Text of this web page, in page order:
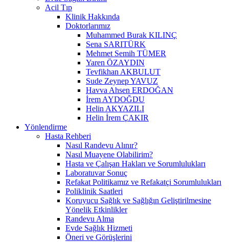
Acil Tıp
Klinik Hakkında
Doktorlarımız
Muhammed Burak KILINÇ
Sena SARITÜRK
Mehmet Semih TÜMER
Yaren ÖZAYDIN
Tevfikhan AKBULUT
Sude Zeynep YAVUZ
Havva Ahsen ERDOĞAN
İrem AYDOĞDU
Helin AKYAZILI
Helin İrem ÇAKIR
Yönlendirme
Hasta Rehberi
Nasıl Randevu Alınır?
Nasıl Muayene Olabilirim?
Hasta ve Çalışan Hakları ve Sorumlulukları
Laboratuvar Sonuç
Refakat Politikamız ve Refakatçi Sorumlulukları
Poliklinik Saatleri
Koruyucu Sağlık ve Sağlığın Geliştirilmesine
Yönelik Etkinlikler
Randevu Alma
Evde Sağlık Hizmeti
Öneri ve Görüşlerini